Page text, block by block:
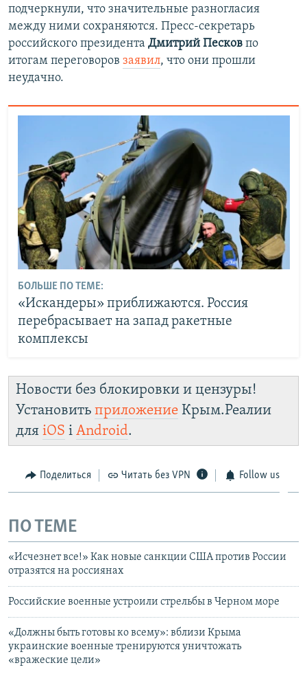
подчеркнули, что значительные разногласия
между ними сохраняются. Пресс-секретарь
российского президента Дмитрий Песков по
итогам переговоров заявил, что они прошли
неудачно.
БОЛЬШЕ ПО ТЕМЕ:
«Искандеры» приближаются. Россия
перебрасывает на запад ракетные
комплексы
Новости без блокировки и цензуры!
Установить приложение Крым.Реалии
для iOS і Android.
Поделиться Читать без VPN Follow us
ПО ТЕМЕ
«Исчезнет все!» Как новые санкции США против России
отразятся на россиянах
Российские военные устроили стрельбы в Черном море
«Должны быть готовы ко всему»: вблизи Крыма
украинские военные тренируются уничтожать
«вражеские цели»